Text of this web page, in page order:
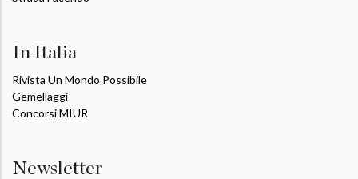
In Italia
Rivista Un Mondo Possibile
Gemellaggi
Concorsi MIUR
Newsletter